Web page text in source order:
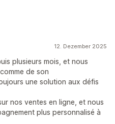
12. Dezember 2025
plusieurs mois, et nous
de son
une solution aux défis
nos ventes en ligne, et nous
plus personnalisé à